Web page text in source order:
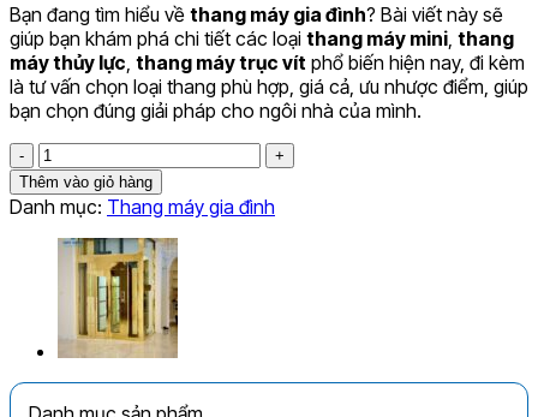
là:
270.000.000₫.
tại
là:
250.000.000₫.
Bạn đang tìm hiểu về thang máy gia đình? Bài viết này sẽ
giúp bạn khám phá chi tiết các loại thang máy mini thang
máy thủy lực thang máy trục vít phổ biến hiện nay, đi kèm
là tư vấn chọn loại thang phù hợp, giá cả, ưu nhược điểm, giúp
bạn chọn đúng giải pháp cho ngôi nhà của mình.
Chi
tiết
các
thang
phổ
Thêm vào giỏ hàng
Danh mục: Thang máy gia đình